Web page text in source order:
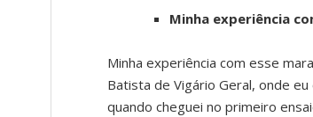
Minha experiência
Minha experiência com esse
Batista de Vigário Geral, onde
quando cheguei no primeiro